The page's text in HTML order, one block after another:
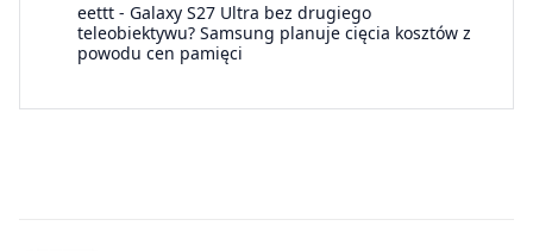
eettt - Galaxy S27 Ultra bez drugiego
teleobiektywu? Samsung planuje cięcia kosztów z
powodu cen pamięci